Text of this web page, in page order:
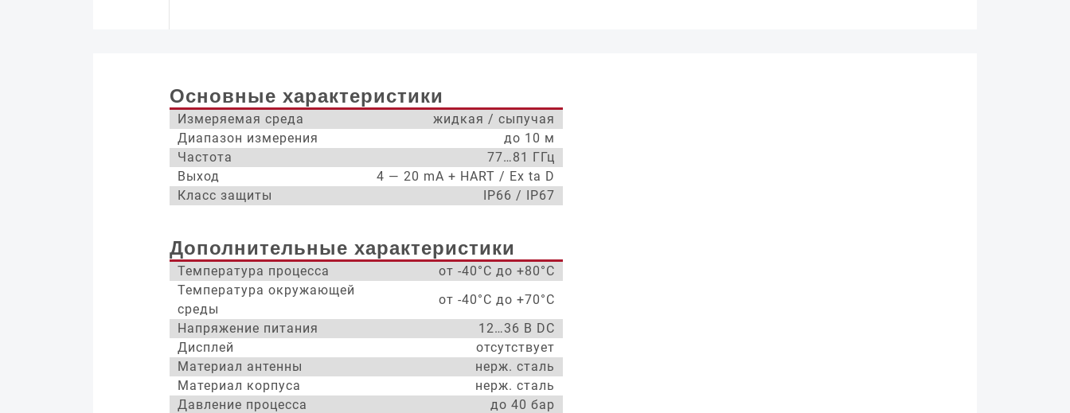
Основные характеристики
Измеряемая среда
жидкая / сыпучая
Диапазон измерения
до 10 м
Частота
77…81 ГГц
Выход
4 — 20 mA + HART / Ex ta D
Класс защиты
IP66 / IP67
Дополнительные характеристики
Температура процесса
от -40°С до +80°С
Температура окружающей
среды
от -40°С до +70°С
Напряжение питания
12…36 В DC
Дисплей
отсутствует
Материал антенны
нерж. сталь
Материал корпуса
нерж. сталь
Давление процесса
до 40 бар